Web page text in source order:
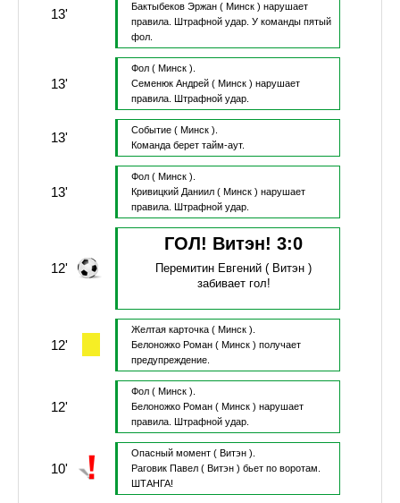
13'
Бактыбеков Эржан( Минск ) нарушает
правила.
Штрафной удар. У команды пятый
фол.
13'
Фол ( Минск ).
Семенюк Андрей( Минск ) нарушает
правила.
Штрафной удар.
13' Событие ( Минск ).
Команда берет тайм-аут.
13'
Фол ( Минск ).
Кривицкий Даниил( Минск ) нарушает
правила.
Штрафной удар.
12'
ГОЛ! Витэн!3:0
Перемитин Евгений ( Витэн )
забивает гол!
12'
Желтая карточка ( Минск ).
Белоножко Роман( Минск ) получает
предупреждение.
12'
Фол ( Минск ).
Белоножко Роман( Минск ) нарушает
правила.
Штрафной удар.
10'
Опасный момент ( Витэн ).
Раговик Павел( Витэн ) бьет по воротам.
ШТАНГА!